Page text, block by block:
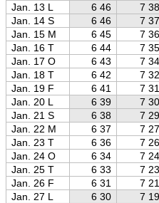
Jan. 13 L
6 46 7 38
Jan. 14 S
6 46 7 37
Jan. 15 M
6 45 7 36
Jan. 16 T
6 44 7 35
Jan. 17 O
6 43 7 34
Jan. 18 T
6 42 7 32
Jan. 19 F
6 41 7 31
Jan. 20 L
6 39 7 30
Jan. 21 S
6 38 7 29
Jan. 22 M
6 37 7 27
Jan. 23 T
6 36 7 26
Jan. 24 O
6 34 7 24
Jan. 25 T
6 33 7 23
Jan. 26 F
6 31 7 21
Jan. 27 L
6 30 7 19